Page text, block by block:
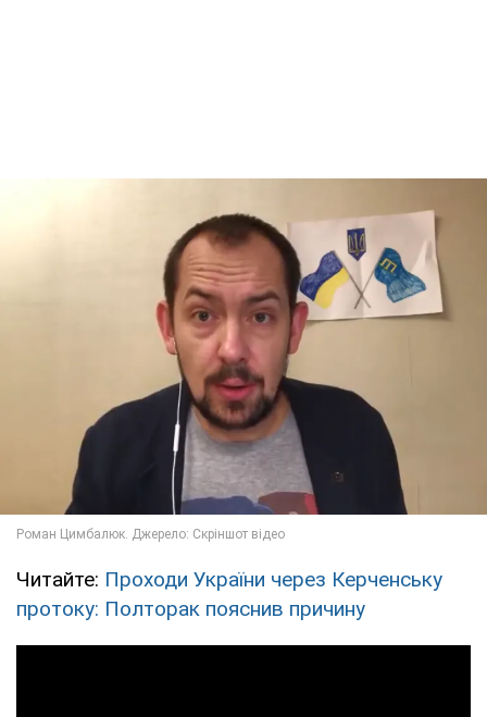
Читайте: Проходи України через Керченську
протоку: Полторак пояснив причину